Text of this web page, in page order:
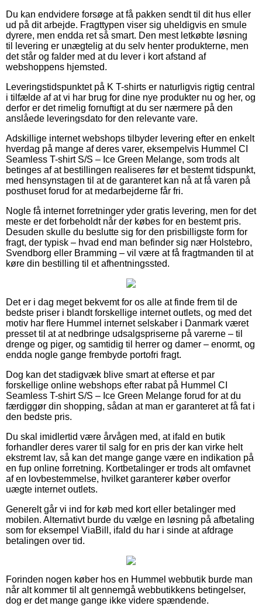
Du kan endvidere forsøge at få pakken sendt til dit hus eller
ud på dit arbejde. Fragttypen viser sig uheldigvis en smule
dyrere, men endda ret så smart. Den mest letkøbte løsning
til levering er unægtelig at du selv henter produkterne, men
det står og falder med at du lever i kort afstand af
webshoppens hjemsted.
Leveringstidspunktet på K T-shirts er naturligvis rigtig central
i tilfælde af at vi har brug for dine nye produkter nu og her, og
derfor er det rimelig fornuftigt at du ser nærmere på den
anslåede leveringsdato for den relevante vare.
Adskillige internet webshops tilbyder levering efter en enkelt
hverdag på mange af deres varer, eksempelvis Hummel CI
Seamless T-shirt S/S – Ice Green Melange, som trods alt
betinges af at bestillingen realiseres før et bestemt tidspunkt,
med hensynstagen til at de garanteret kan nå at få varen på
posthuset forud for at medarbejderne får fri.
Nogle få internet forretninger yder gratis levering, men for det
meste er det forbeholdt når der købes for en bestemt pris.
Desuden skulle du beslutte sig for den prisbilligste form for
fragt, der typisk – hvad end man befinder sig nær Holstebro,
Svendborg eller Bramming – vil være at få fragtmanden til at
køre din bestilling til et afhentningssted.
Det er i dag meget bekvemt for os alle at finde frem til de
bedste priser i blandt forskellige internet outlets, og med det
motiv har flere Hummel internet selskaber i Danmark været
presset til at at nedbringe udsalgspriserne på varerne – til
drenge og piger, og samtidig til herrer og damer – enormt, og
endda nogle gange frembyde portofri fragt.
Dog kan det stadigvæk blive smart at efterse et par
forskellige online webshops efter rabat på Hummel CI
Seamless T-shirt S/S – Ice Green Melange forud for at du
færdiggør din shopping, sådan at man er garanteret at få fat i
den bedste pris.
Du skal imidlertid være årvågen med, at ifald en butik
forhandler deres varer til salg for en pris der kan virke helt
ekstremt lav, så kan det mange gange være en indikation på
en fup online forretning. Kortbetalinger er trods alt omfavnet
af en lovbestemmelse, hvilket garanterer køber overfor
uægte internet outlets.
Generelt går vi ind for køb med kort eller betalinger med
mobilen. Alternativt burde du vælge en løsning på afbetaling
som for eksempel ViaBill, ifald du har i sinde at afdrage
betalingen over tid.
Forinden nogen køber hos en Hummel webbutik burde man
når alt kommer til alt gennemgå webbutikkens betingelser,
dog er det mange gange ikke videre spændende.